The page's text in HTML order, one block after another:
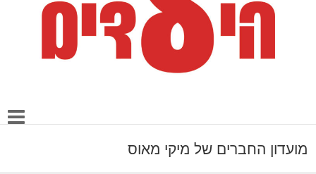
מועדון החברים של מיקי מאוס